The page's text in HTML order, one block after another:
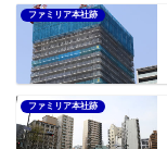
ファミリア本社跡
ファミリア本社跡